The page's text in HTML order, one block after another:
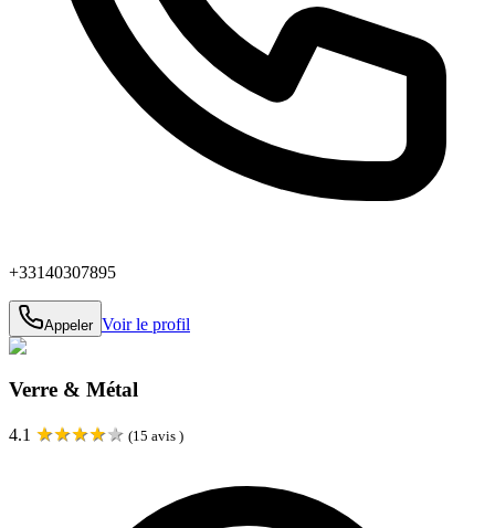
+33140307895
Appeler Voir le profil
Verre & Métal
4.1 ★★★★★ (15 avis )